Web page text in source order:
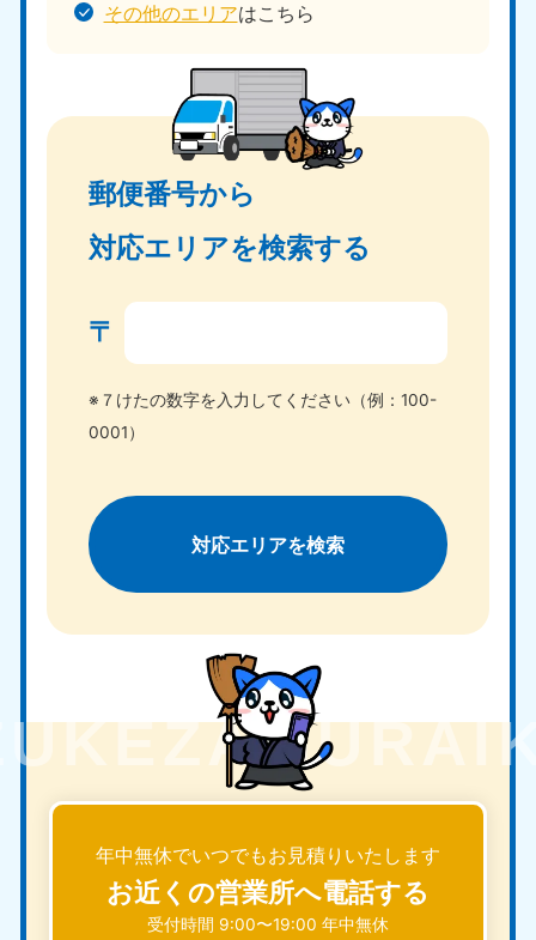
その他のエリアはこちら
郵便番号から
対応エリアを検索する
〒
※７けたの数字を入力してください（例：100-
0001）
対応エリアを検索
年中無休でいつでもお見積りいたします
お近くの営業所へ電話する
受付時間 9:00〜19:00 年中無休